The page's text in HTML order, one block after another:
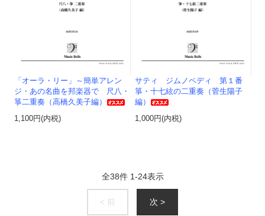
「オーラ・リー」～簡単アレン
ジ・あの名曲を邦楽器で 尺八・
箏二重奏（高橋久美子編）
1,100円(内税)
サティ ジムノペディ 第１番
箏・十七絃の二重奏（菅生陽子
編）
1,000円(内税)
全38件 1-24表示
< 前 次 >